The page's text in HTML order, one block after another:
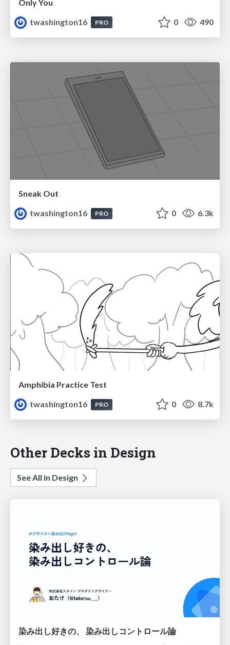
Only You
twashington16
PRO 0 490
Sneak Out
twashington16
PRO 0 6.3k
Amphibia Practice Test
twashington16
PRO 0 8.7k
Other Decks in Design
See All in Design
染み出し好きの、 染み出しコントロール論